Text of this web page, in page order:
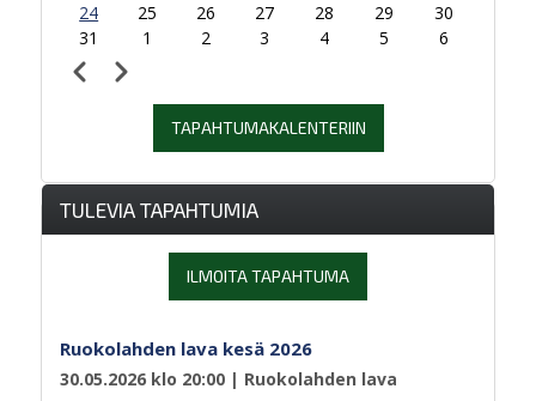
klo 19
klo 20
klo 22
24
25 26 27 28 29
30
31
1 2 3 4 5
6
Sivutus
EdellinenSeuraava
TAPAHTUMAKALENTERIIN
TULEVIA TAPAHTUMIA
ILMOITA TAPAHTUMA
Ruokolahden lava kesä 2026
30.05.2026 klo 20:00 | Ruokolahden lava